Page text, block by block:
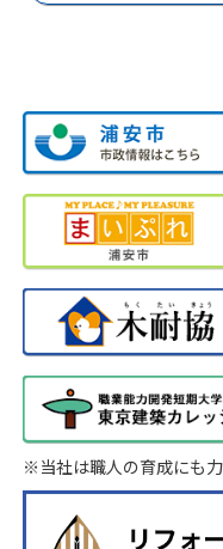
※当社は職人の育成にも力